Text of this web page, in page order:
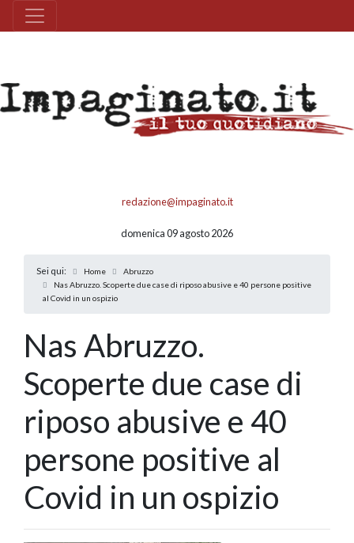
redazione@impaginato.it
domenica 09 agosto 2026
Sei qui: Home
Abruzzo
Nas Abruzzo. Scoperte due case di riposo abusive e 40 persone positive
al Covid in un ospizio
Nas Abruzzo.
Scoperte due case di
riposo abusive e 40
persone positive al
Covid in un ospizio